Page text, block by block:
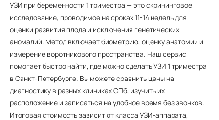
УЗИ при беременности 1 триместра — это скрининговое
исследование, проводимое на сроках 11-14 недель для
оценки развития плода и исключения генетических
аномалий. Метод включает биометрию, оценку анатомии и
измерение воротникового пространства. Наш сервис
помогает быстро найти, где можно сделать УЗИ 1 триместра
в Санкт-Петербурге. Вы можете сравнить цены на
диагностику в разных клиниках СПб, изучить их
расположение и записаться на удобное время без звонков.
Итоговая стоимость зависит от класса УЗИ-аппарата,